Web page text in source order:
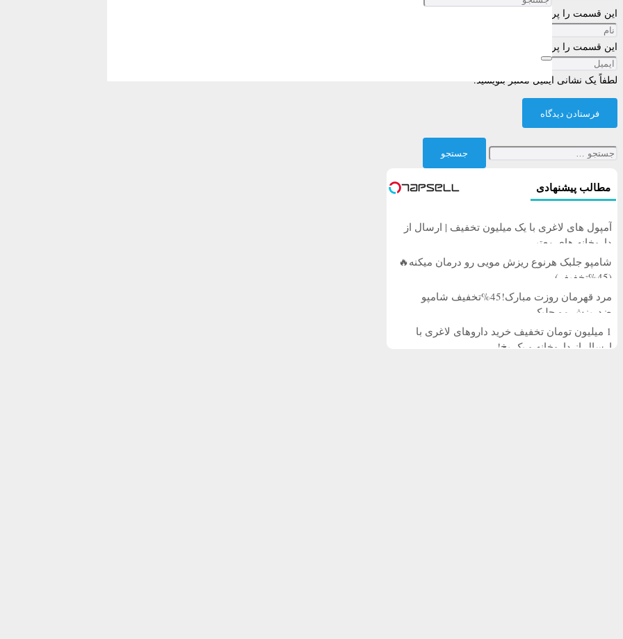
این قسمت را پر کنید
این قسمت را پر کنید
لطفاً یک نشانی ایمیل معتبر بنویسید.
فرستادن دیدگاه
جستجو
برای:
مطالب پیشنهادی
آمپول های لاغری با یک میلیون تخفیف | ارسال از
داروخانه های معتبر
شامپو جلبک هرنوع ریزش مویی رو درمان میکنه🔥
(45%تخفیف)
مرد قهرمان روزت مبارک!45%تخفیف شامپو
ضدریزش مو جلبک
1 میلیون تومان تخفیف خرید داروهای لاغری با
ارسال از داروخانه و پک یخ!